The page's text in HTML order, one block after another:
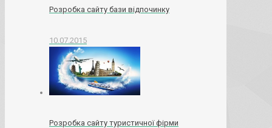
Розробка сайту бази відпочинку
10.07.2015
Розробка сайту туристичної фірми